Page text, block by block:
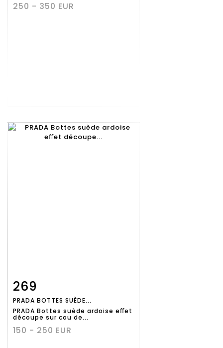
250 - 350 EUR
Fiche
détaillée
269
PRADA BOTTES SUÈDE...
PRADA Bottes suède ardoise eﬀet
découpe sur cou de...
150 - 250 EUR